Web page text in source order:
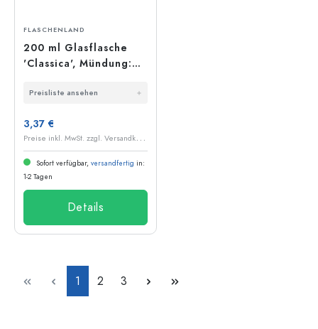
FLASCHENLAND
200 ml Glasflasche
'Classica', Mündung:
Preisliste ansehen
3,37 €
P
reise inkl. MwSt. zzgl. Versandkosten
Sofort verfügbar, versandfertig in:
1-2 Tagen
Details
Seite
1 Seite
2 Seite
3